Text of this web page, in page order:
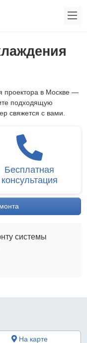
проектора в Москве —
подходящую
свяжется с вами.
Бесплатная
консультация
системы
На карте